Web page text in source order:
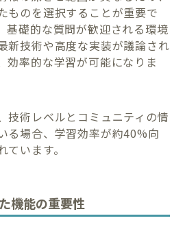
ものを選択することが重要で
基礎的な質問が歓迎される環境
新技術や高度な実装が議論され
効率的な学習が可能になりま
技術レベルとコミュニティの情
る場合、学習効率が約40%向
います。
機能の重要性